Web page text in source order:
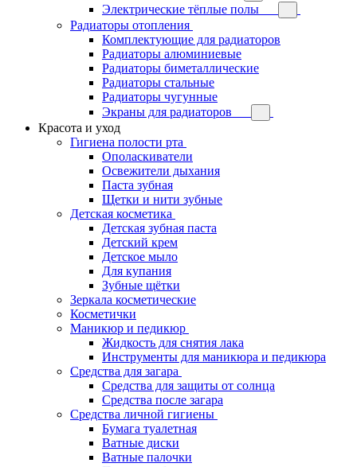
Электрические тёплые полы
Радиаторы отопления
Комплектующие для радиаторов
Радиаторы алюминиевые
Радиаторы биметаллические
Радиаторы стальные
Радиаторы чугунные
Экраны для радиаторов
Красота и уход
Гигиена полости рта
Ополаскиватели
Освежители дыхания
Паста зубная
Щетки и нити зубные
Детская косметика
Детская зубная паста
Детский крем
Детское мыло
Для купания
Зубные щётки
Зеркала косметические
Косметички
Маникюр и педикюр
Жидкость для снятия лака
Инструменты для маникюра и педикюра
Средства для загара
Средства для защиты от солнца
Средства после загара
Средства личной гигиены
Бумага туалетная
Ватные диски
Ватные палочки